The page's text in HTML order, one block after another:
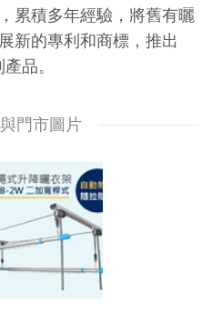
累積多年經驗，將舊有曬
新的專利和商標，推出
品。
門市圖片